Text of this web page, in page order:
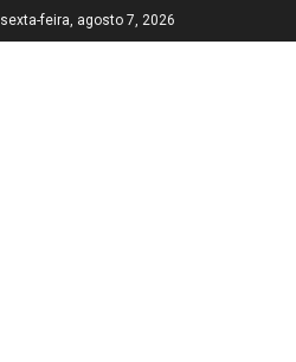
sexta-feira, agosto 7, 2026